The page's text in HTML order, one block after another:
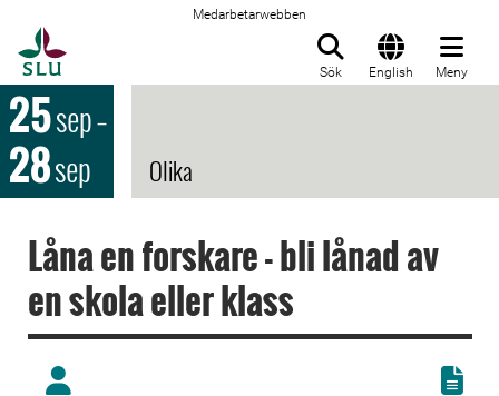
Medarbetarwebben
Sök English Meny
25sep–
28sep Olika
Låna en forskare - bli lånad av
en skola eller klass